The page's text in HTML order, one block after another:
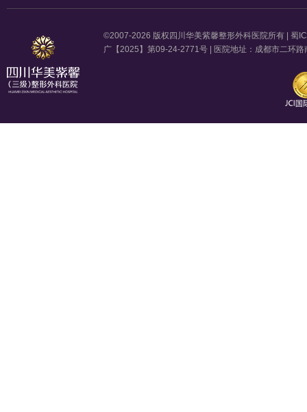
©2007-2026 版权四川华美紫馨整形外科医院所有 | 蜀
广【2025】第09-24-2771号 | 医院地址：成都市二环